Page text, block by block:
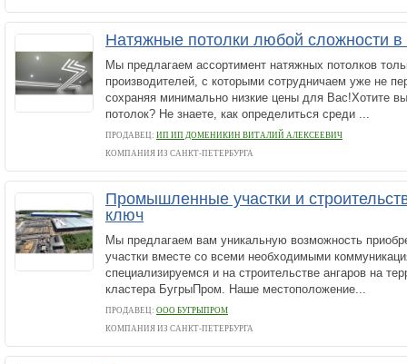
Натяжные потолки любой сложности
Мы предлагаем ассортимент натяжных потолков
производителей, с которыми сотрудничаем уже не
сохраняя минимально низкие цены для Вас!Хотите
потолок? Не знаете, как определиться среди ...
ПРОДАВЕЦ: ИП ИП ДОМЕНИКИН ВИТАЛИЙ АЛЕКСЕЕВИЧ
КОМПАНИЯ ИЗ САНКТ-ПЕТЕРБУРГА
Промышленные участки и
ключ
Мы предлагаем вам уникальную возможность
участки вместе со всеми необходимыми
специализируемся и на строительстве ангаров на
кластера БугрыПром. Наше местоположение...
ПРОДАВЕЦ: ООО БУГРЫПРОМ
КОМПАНИЯ ИЗ САНКТ-ПЕТЕРБУРГА